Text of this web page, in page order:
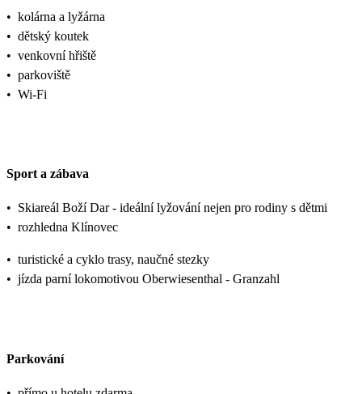
• kolárna a lyžárna
• dětský koutek
• venkovní hřiště
• parkoviště
• Wi-Fi
Sport a zábava
• Skiareál Boží Dar - ideální lyžování nejen pro rodiny s dětmi
• rozhledna Klínovec
• turistické a cyklo trasy, naučné stezky
• jízda parní lokomotivou Oberwiesenthal - Granzahl
Parkování